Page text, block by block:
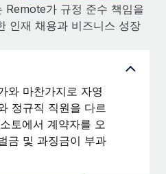
Remote가 규정 준수 책임을
인재 채용과 비즈니스 성장
와 마찬가지로 자영
정규직 직원을 다르
토에서 계약자를 오
금 및 과징금이 부과